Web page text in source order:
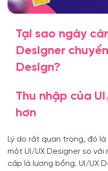
Tại sao ngày
Designer
Design?
Thu nhập của
hơn
Lý do rất quan trọng, đó
một UI/UX Designer so
cấp là lương bổng. UI/UX